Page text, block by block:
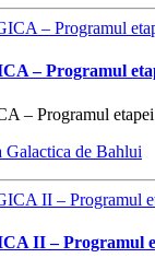
– Programul
– Programul etapei
de Bahlui
II – Programul